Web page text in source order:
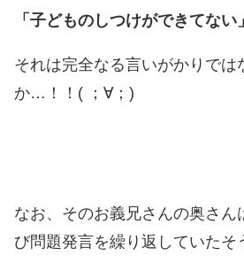
「子どものしつけができてない
それは完全なる言いがかりでは
か…！！( ；∀；)
なお、そのお義兄さんの奥さん
び問題発言を繰り返していた